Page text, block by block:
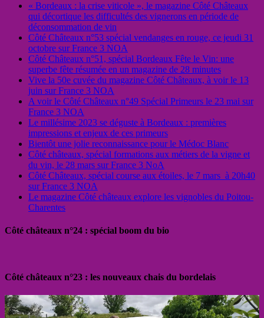
« Bordeaux : la crise viticole », le magazine Côté Châteaux
qui décortique les difficultés des vignerons en période de
déconsommation de vin
Côté Châteaux n°53 spécial vendanges en rouge, ce jeudi 31
octobre sur France 3 NOA
Côté Châteaux n°51, spécial Bordeaux Fête le Vin: une
superbe fête résumée en un magazine de 28 minutes
Vive la 50e cuvée du magazine Côté Châteaux, à voir le 13
juin sur France 3 NOA
A voir le Côté Châteaux n°49 Spécial Primeurs le 23 mai sur
France 3 NOA
Le millésime 2023 se déguste à Bordeaux : premières
impressions et enjeux de ces primeurs
Bientôt une jolie reconnaissance pour le Médoc Blanc
Côté châteaux, spécial formations aux métiers de la vigne et
du vin, le 28 mars sur France 3 NoA
Côté Châteaux, spécial course aux étoiles, le 7 mars à 20h40
sur France 3 NOA
Le magazine Côté châteaux explore les vignobles du Poitou-
Charentes
Côté châteaux n°24 : spécial boom du bio
Côté châteaux n°23 : les nouveaux chais du bordelais